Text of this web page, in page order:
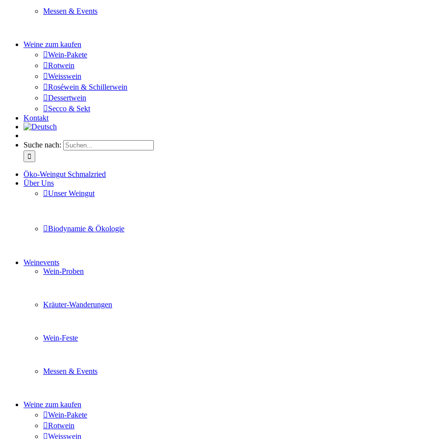
Messen & Events
Weine zum kaufen
Wein-Pakete
Rotwein
Weisswein
Roséwein & Schillerwein
Dessertwein
Secco & Sekt
Kontakt
Suche nach:
Öko-Weingut Schmalzried
Über Uns
Unser Weingut
Biodynamie & Ökologie
Weinevents
Wein-Proben
Kräuter-Wanderungen
Wein-Feste
Messen & Events
Weine zum kaufen
Wein-Pakete
Rotwein
Weisswein